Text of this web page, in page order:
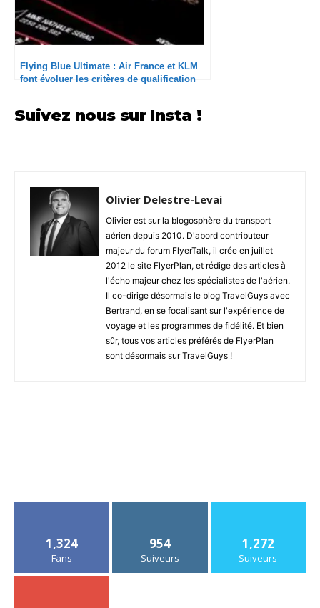
Flying Blue Ultimate : Air France et KLM
font évoluer les critères de qualification
Suivez nous sur Insta !
Olivier Delestre-Levai
Olivier est sur la blogosphère du transport
aérien depuis 2010. D'abord contributeur
majeur du forum FlyerTalk, il crée en juillet
2012 le site FlyerPlan, et rédige des articles à
l'écho majeur chez les spécialistes de l'aérien.
Il co-dirige désormais le blog TravelGuys avec
Bertrand, en se focalisant sur l'expérience de
voyage et les programmes de fidélité. Et bien
sûr, tous vos articles préférés de FlyerPlan
sont désormais sur TravelGuys !
1,324
Fans
954
Suiveurs
1,272
Suiveurs